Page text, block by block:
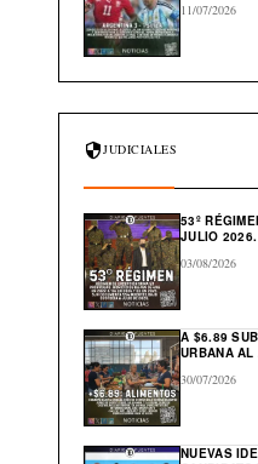
11/07/2026
JUDICIALES
53º
JULIO
03/08/2026
A $6.89
URBANA
30/07/2026
NUEVAS